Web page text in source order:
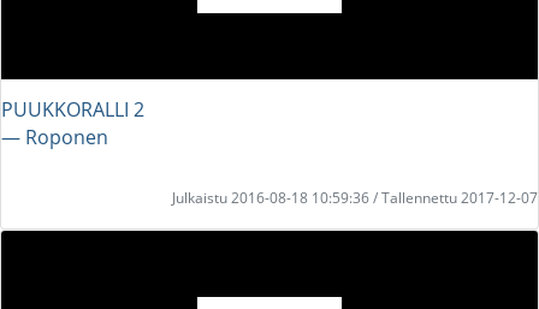
PUUKKORALLI 2
― Roponen
Julkaistu 2016-08-18 10:59:36 / Tallennettu 2017-12-07